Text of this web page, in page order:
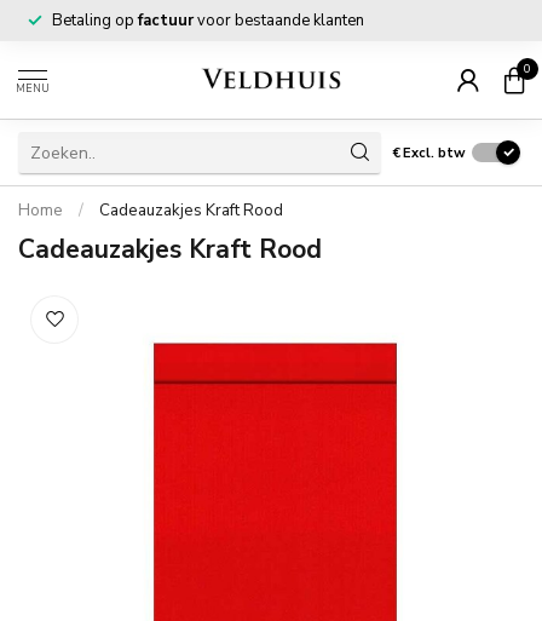
Betaling opfactuurvoor bestaande klanten
MENU
0
€Excl. btw
Home / Cadeauzakjes Kraft Rood
Cadeauzakjes Kraft Rood